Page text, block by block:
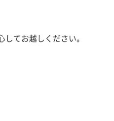
てお越しください。